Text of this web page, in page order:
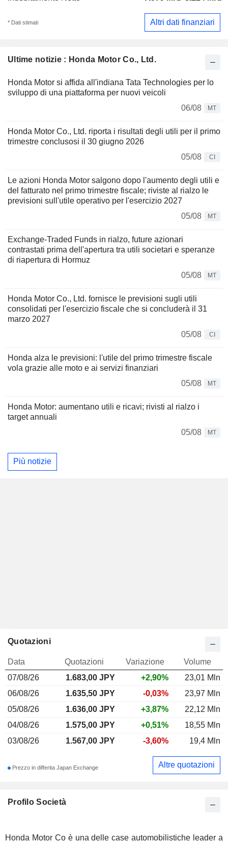
Ultime notizie : Honda Motor Co., Ltd.
Honda Motor si affida all'indiana Tata Technologies per lo
sviluppo di una piattaforma per nuovi veicoli
06/08
MT
Honda Motor Co., Ltd. riporta i risultati degli utili per il primo
trimestre conclusosi il 30 giugno 2026
05/08
CI
Le azioni Honda Motor salgono dopo l'aumento degli utili e
del fatturato nel primo trimestre fiscale; riviste al rialzo le
previsioni sull'utile operativo per l'esercizio 2027
05/08
MT
Exchange-Traded Funds in rialzo, future azionari
contrastati prima dell'apertura tra utili societari e speranze
di riapertura di Hormuz
05/08
MT
Honda Motor Co., Ltd. fornisce le previsioni sugli utili
consolidati per l'esercizio fiscale che si concluderà il 31
marzo 2027
05/08
CI
Honda alza le previsioni: l'utile del primo trimestre fiscale
vola grazie alle moto e ai servizi finanziari
05/08
MT
Honda Motor: aumentano utili e ricavi; rivisti al rialzo i
target annuali
05/08
MT
Più notizie
* Dati stimati Altri dati finanziari
Profilo Società
Honda Motor Co è una delle case automobilistiche leader a
Quotazioni
Data Quotazioni Variazione
Volume
07/08/26
1.683,00 JPY +2,90%
23,01 Mln
06/08/26
1.635,50 JPY -0,03%
23,97 Mln
05/08/26
1.636,00 JPY +3,87%
22,12 Mln
04/08/26
1.575,00 JPY +0,51%
18,55 Mln
03/08/26
1.567,00 JPY -3,60% 19,4 Mln
Prezzo in differita Japan Exchange Altre quotazioni